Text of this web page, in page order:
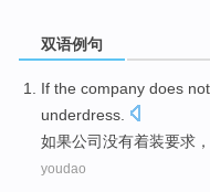
双语例句
If the company does not
underdress
如果公司没有着装要求，
youdao